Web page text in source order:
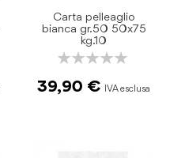
Carta pelleaglio
bianca gr.50 50x75
kg.10
Rating:
39,90 €